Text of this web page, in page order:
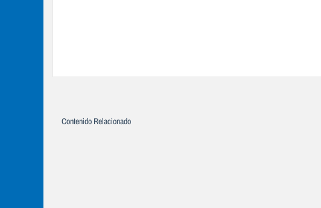
Contenido Relacionado